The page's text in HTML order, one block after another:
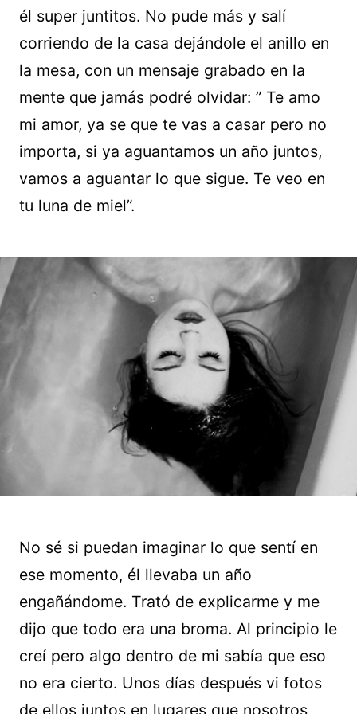
él super juntitos. No pude más y salí
corriendo de la casa dejándole el anillo en
la mesa, con un mensaje grabado en la
mente que jamás podré olvidar: ” Te amo
mi amor, ya se que te vas a casar pero no
importa, si ya aguantamos un año juntos,
vamos a aguantar lo que sigue. Te veo en
tu luna de miel”.
No sé si puedan imaginar lo que sentí en
ese momento, él llevaba un año
engañándome. Trató de explicarme y me
dijo que todo era una broma. Al principio le
creí pero algo dentro de mi sabía que eso
no era cierto. Unos días después vi fotos
de ellos juntos en lugares que nosotros